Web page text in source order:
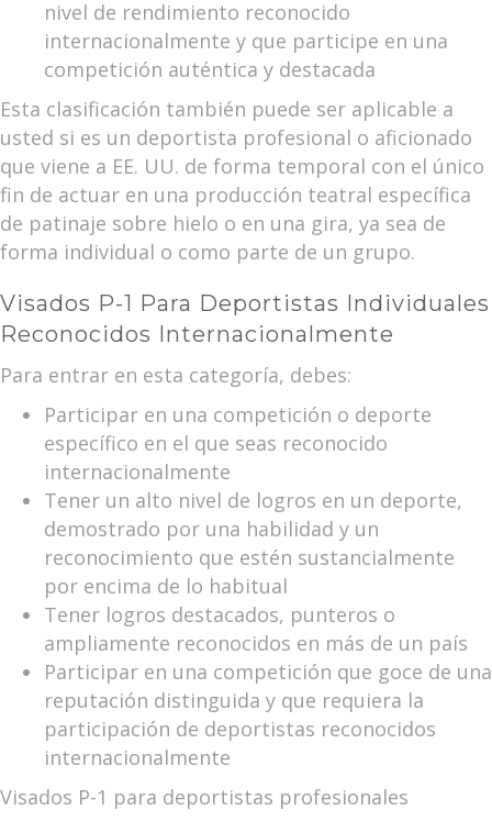
nivel de rendimiento reconocido
internacionalmente y que participe en una
competición auténtica y destacada
Esta clasificación también puede ser aplicable a
usted si es un deportista profesional o aficionado
que viene a EE. UU. de forma temporal con el único
fin de actuar en una producción teatral específica
de patinaje sobre hielo o en una gira, ya sea de
forma individual o como parte de un grupo.
Visados P-1 Para Deportistas Individuales
Reconocidos Internacionalmente
Para entrar en esta categoría, debes:
Participar en una competición o deporte
específico en el que seas reconocido
internacionalmente
Tener un alto nivel de logros en un deporte,
demostrado por una habilidad y un
reconocimiento que estén sustancialmente
por encima de lo habitual
Tener logros destacados, punteros o
ampliamente reconocidos en más de un país
Participar en una competición que goce de una
reputación distinguida y que requiera la
participación de deportistas reconocidos
internacionalmente
Visados P-1 para deportistas profesionales